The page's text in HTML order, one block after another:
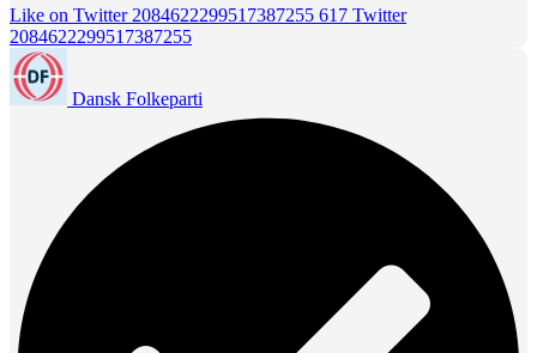
Like on Twitter 2084622299517387255 617 Twitter
2084622299517387255
Dansk Folkeparti